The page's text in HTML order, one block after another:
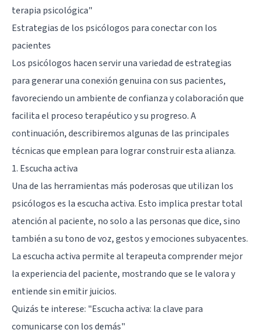
terapia psicológica"
Estrategias de los psicólogos para conectar con los
pacientes
Los psicólogos hacen servir una variedad de estrategias
para generar una conexión genuina con sus pacientes,
favoreciendo un ambiente de confianza y colaboración que
facilita el proceso terapéutico y su progreso. A
continuación, describiremos algunas de las principales
técnicas que emplean para lograr construir esta alianza.
1. Escucha activa
Una de las herramientas más poderosas que utilizan los
psicólogos es la escucha activa. Esto implica prestar total
atención al paciente, no solo a las personas que dice, sino
también a su tono de voz, gestos y emociones subyacentes.
La escucha activa permite al terapeuta comprender mejor
la experiencia del paciente, mostrando que se le valora y
entiende sin emitir juicios.
Quizás te interese: "Escucha activa: la clave para
comunicarse con los demás"